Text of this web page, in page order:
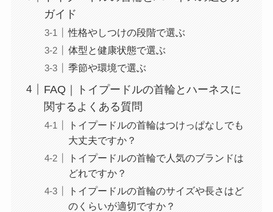
ガイド
性格やしつけの段階で選ぶ
体型と健康状態で選ぶ
季節や環境で選ぶ
FAQ｜トイプードルの首輪とハーネスに
関するよくある質問
トイプードルの首輪はつけっぱなしでも
大丈夫ですか？
トイプードルの首輪で人気のブランドは
どれですか？
トイプードルの首輪のサイズや長さはど
のくらいが適切ですか？